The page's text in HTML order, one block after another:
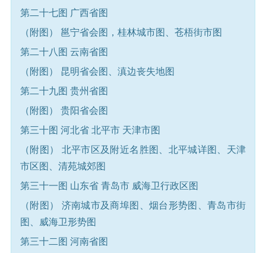
第二十七图 广西省图
（附图） 邕宁省会图，桂林城市图、苍梧街市图
第二十八图 云南省图
（附图） 昆明省会图、滇边丧失地图
第二十九图 贵州省图
（附图） 贵阳省会图
第三十图 河北省 北平市 天津市图
（附图） 北平市区及附近名胜图、北平城详图、天津
市区图、清苑城郊图
第三十一图 山东省 青岛市 威海卫行政区图
（附图） 济南城市及商埠图、烟台形势图、青岛市街
图、威海卫形势图
第三十二图 河南省图